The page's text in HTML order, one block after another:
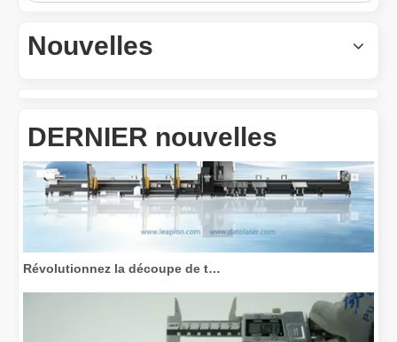
Nouvelles
DERNIER nouvelles
Les Application et les caractéristiques exceptionnelles des machines de marquage laser